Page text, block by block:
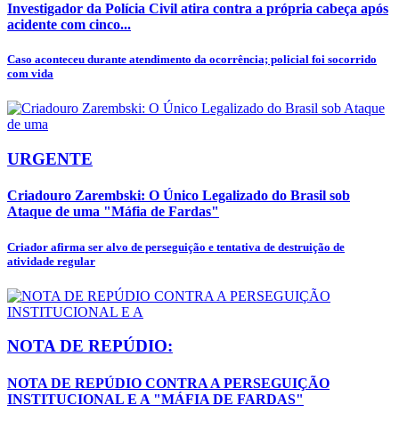
Investigador da Polícia Civil atira contra a própria cabeça após
acidente com cinco...
Caso aconteceu durante atendimento da ocorrência; policial foi socorrido
com vida
URGENTE
Criadouro Zarembski: O Único Legalizado do Brasil sob
Ataque de uma "Máfia de Fardas"
Criador afirma ser alvo de perseguição e tentativa de destruição de
atividade regular
NOTA DE REPÚDIO:
NOTA DE REPÚDIO CONTRA A PERSEGUIÇÃO
INSTITUCIONAL E A "MÁFIA DE FARDAS"